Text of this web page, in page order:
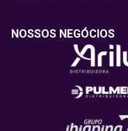
NOSSOS NEGÓCIOS